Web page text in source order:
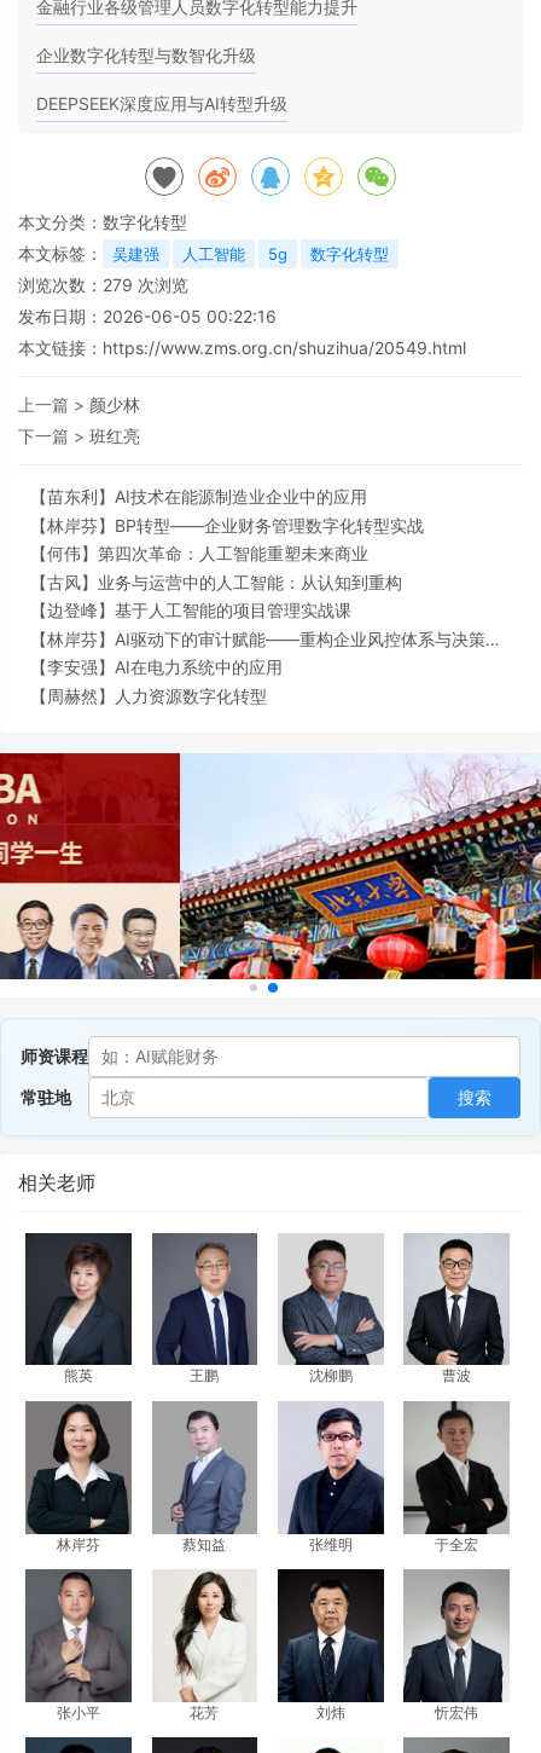
金融行业各级管理人员数字化转型能力提升
企业数字化转型与数智化升级
DEEPSEEK深度应用与AI转型升级
本文分类： 数字化转型
本文标签：
吴建强 人工智能 5g 数字化转型
浏览次数： 279 次浏览
发布日期：2026-06-05 00:22:16
本文链接： https://www.zms.org.cn/shuzihua/20549.html
上一篇 > 颜少林
下一篇 > 班红亮
【苗东利】 AI技术在能源制造业企业中的应用
【林岸芬】 BP转型——企业财务管理数字化转型实战
【何伟】 第四次革命：人工智能重塑未来商业
【古风】 业务与运营中的人工智能：从认知到重构
【边登峰】 基于人工智能的项目管理实战课
【林岸芬】 AI驱动下的审计赋能——重构企业风控体系与决策效
能【李安强】 AI在电力系统中的应用
【 周赫然】 人力资源数字化转型
师资课程
常驻地
搜索
相关老师
熊英 王鹏 沈柳鹏 曹波
林岸芬 蔡知益 张维明 于全宏
张小平 花芳 刘炜 忻宏伟